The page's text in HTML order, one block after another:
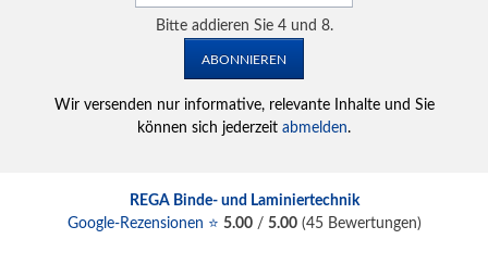
Bitte addieren Sie 4 und 8.
ABONNIEREN
Wir versenden nur informative, relevante Inhalte und Sie
können sich jederzeit abmelden.
REGA Binde- und Laminiertechnik
Google-Rezensionen ⭐ 5.00/ 5.00(45Bewertungen)